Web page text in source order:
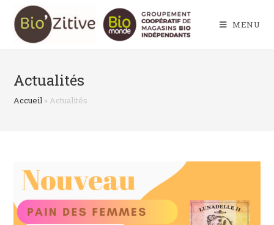
content
MENU
Actualités
Accueil »Actualités